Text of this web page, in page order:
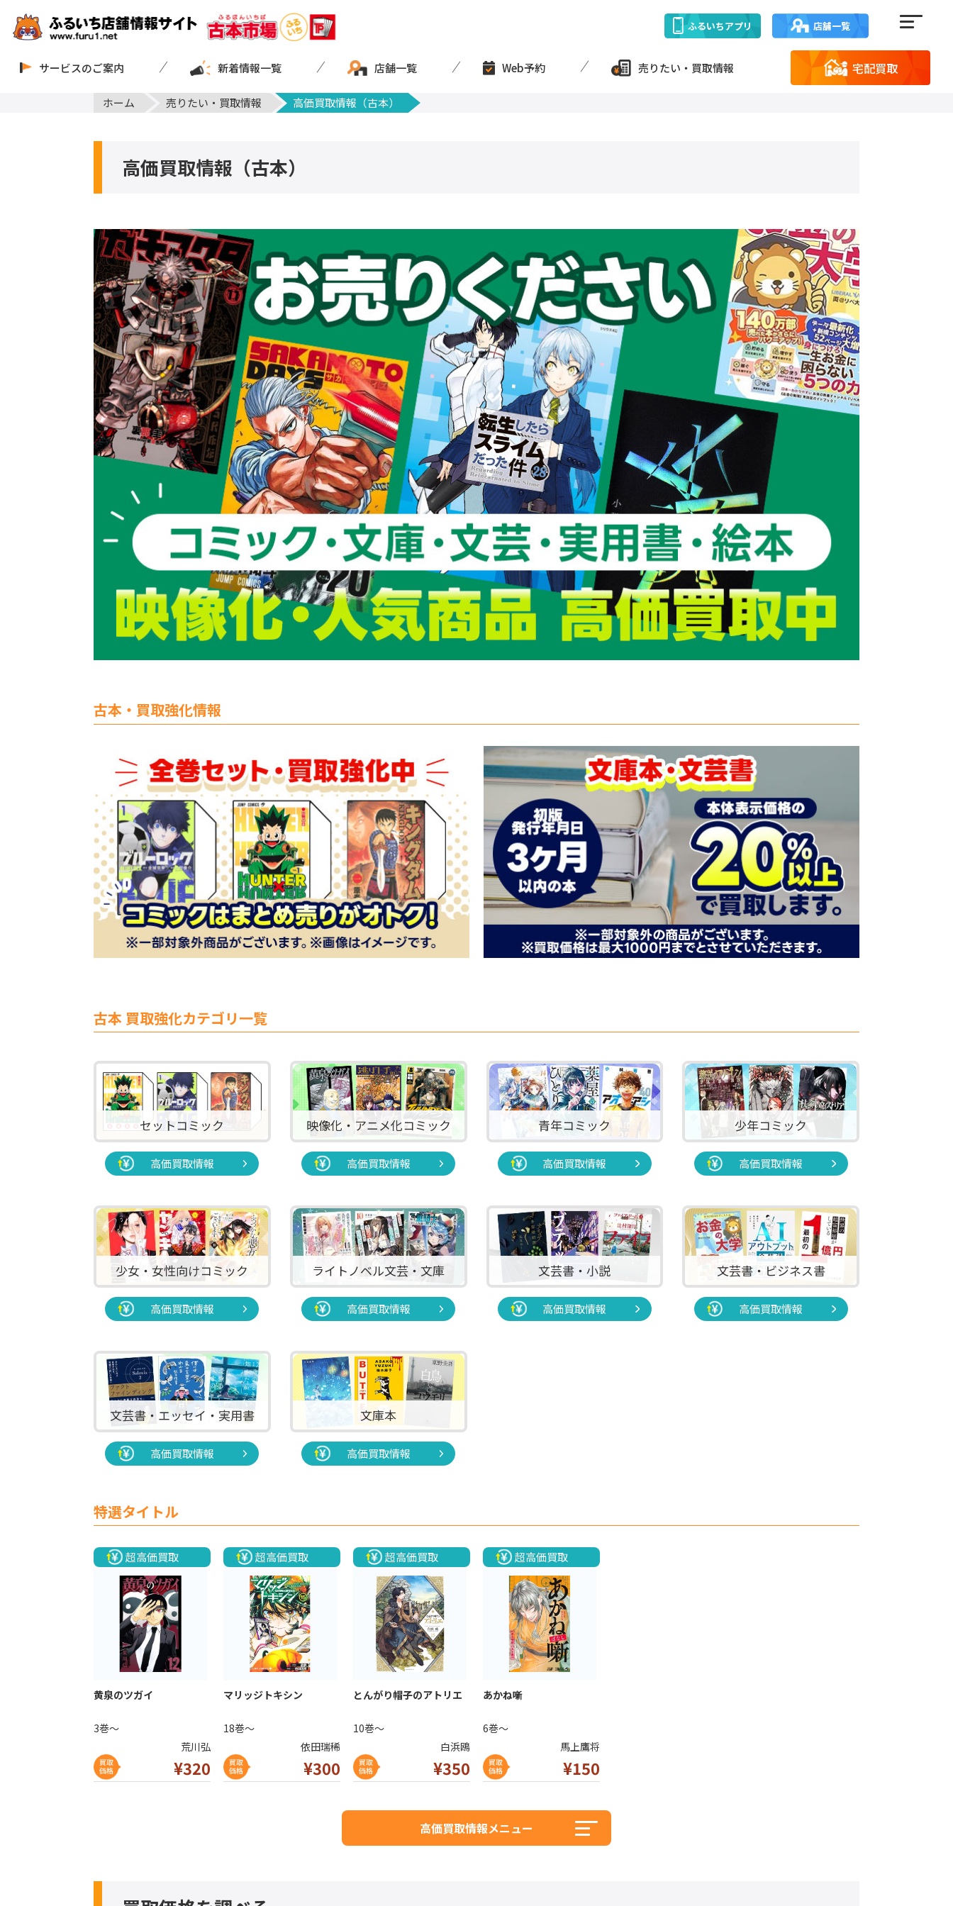
ふるいちアプリ 店舗一覧
サービスのご案内 新着情報一覧 店舗一覧 Web予約 売りたい・買取情報 宅配買取
ホーム 売りたい・買取情報 高価買取情報（古本）
高価買取情報（古本）
古本・買取強化情報
古本 買取強化カテゴリ一覧
セットコミック
高価買取情報
映像化・アニメ化コミック
高価買取情報
青年コミック
高価買取情報
少年コミック
高価買取情報
少女・女性向けコミック
高価買取情報
ライトノベル文芸・文庫
高価買取情報
文芸書・小説
高価買取情報
文芸書・ビジネス書
高価買取情報
文芸書・エッセイ・実用書
高価買取情報
文庫本
高価買取情報
特選タイトル
超高価買取
黄泉のツガイ
3巻～
荒川弘
¥320
超高価買取
マリッジトキシン
18巻～
依田瑞稀
¥300
超高価買取
とんがり帽子のアトリエ
10巻～
白浜鴎
¥350
超高価買取
あかね噺
6巻～
馬上鷹将
¥150
高価買取情報メニュー